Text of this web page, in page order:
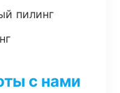
пилинг
с нами